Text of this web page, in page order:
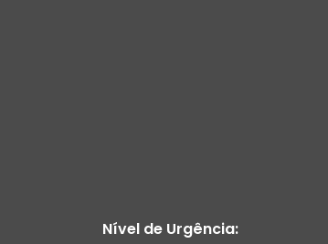
Nível de Urgência: